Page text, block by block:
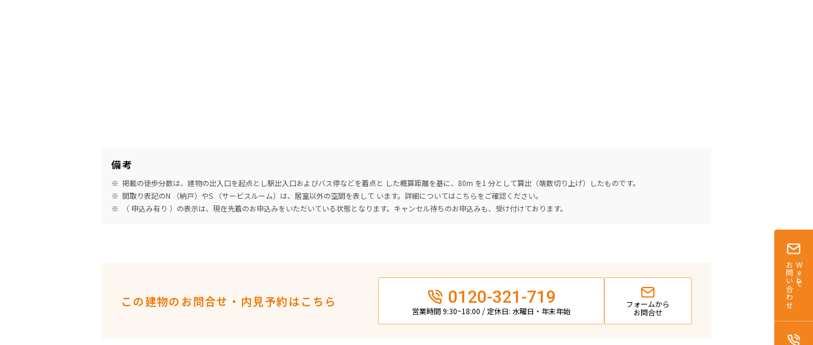
Webで
お問い合わせ
備考
掲載の徒歩分数は、建物の出入口を起点とし駅出入口およびバス停などを着点と した概算距離を基に、80m を1 分として算出（端数切り上げ）したものです。
間取り表記のN （納戸）やS （サービスルーム）は、居室以外の空間を表して います。詳細についてはこちらをご確認ください。
（ 申込み有り ）の表示は、現在先着のお申込みをいただいている状態となります。キャンセル待ちのお申込みも、受け付けております。
この建物のお問合せ・内見予約はこちら 0120-321-719
営業時間 9:30~18:00 / 定休日: 水曜日・年末年始
フォームから
お問合せ